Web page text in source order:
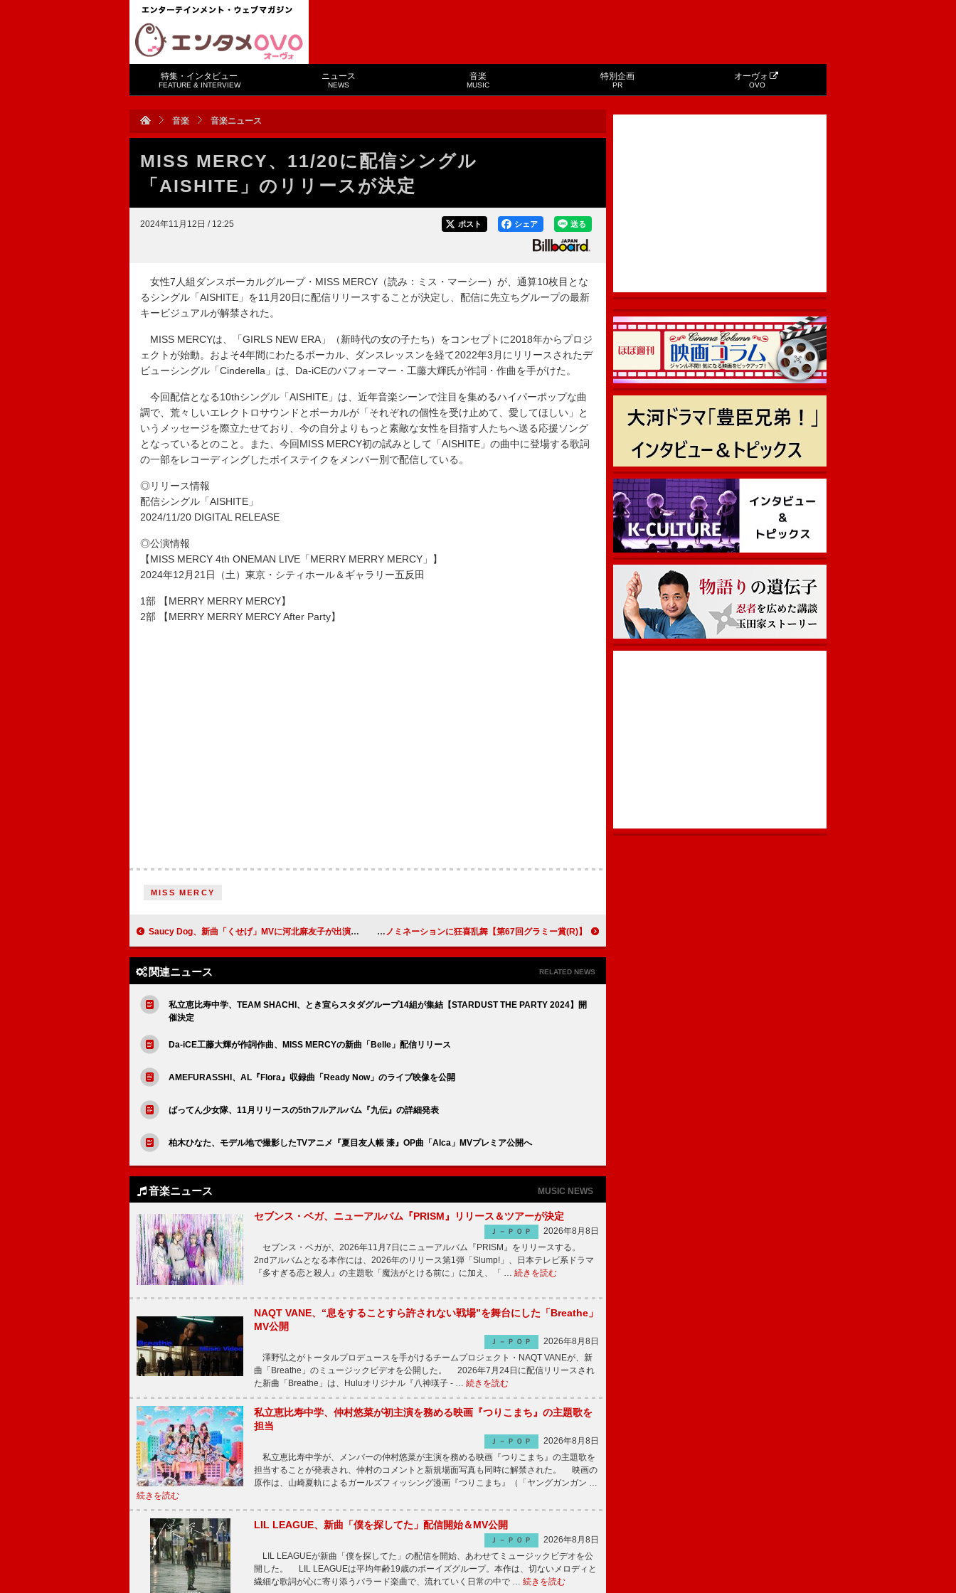
特集・インタビュー
FEATURE & INTERVIEW
ニュース
NEWS
音楽
MUSIC
特別企画
PR
オーヴォ
OVO
音楽 音楽ニュース
MISS MERCY、11/20に配信シングル
「AISHITE」のリリースが決定
2024年11月12日 / 12:25 送る
シェア
ポスト
女性7人組ダンスボーカルグループ・MISS MERCY（読み：ミス・マーシー）が、通算10枚目とな
るシングル「AISHITE」を11月20日に配信リリースすることが決定し、配信に先立ちグループの最新
キービジュアルが解禁された。
MISS MERCYは、「GIRLS NEW ERA」（新時代の女の子たち）をコンセプトに2018年からプロジ
ェクトが始動。およそ4年間にわたるボーカル、ダンスレッスンを経て2022年3月にリリースされたデ
ビューシングル「Cinderella」は、Da-iCEのパフォーマー・工藤大輝氏が作詞・作曲を手がけた。
今回配信となる10thシングル「AISHITE」は、近年音楽シーンで注目を集めるハイパーポップな曲
調で、荒々しいエレクトロサウンドとボーカルが「それぞれの個性を受け止めて、愛してほしい」と
いうメッセージを際立たせており、今の自分よりもっと素敵な女性を目指す人たちへ送る応援ソング
となっているとのこと。また、今回MISS MERCY初の試みとして「AISHITE」の曲中に登場する歌詞
の一部をレコーディングしたボイステイクをメンバー別で配信している。
◎リリース情報
配信シングル「AISHITE」
2024/11/20 DIGITAL RELEASE
◎公演情報
【MISS MERCY 4th ONEMAN LIVE「MERRY MERRY MERCY」】
2024年12月21日（土）東京・シティホール＆ギャラリー五反田
1部 【MERRY MERRY MERCY】
2部 【MERRY MERRY MERCY After Party】
MISS MERCY
Saucy Dog、新曲「くせげ」MVに河北麻友子が出演 ドラマ『マイダイアリー』主題歌 【第67回グラミー賞(R)】シャブージー、「A Bar Song (Tipsy)」の＜年間最優秀楽曲＞ノミネーションに狂喜乱舞
関連ニュース RELATED NEWS
私立恵比寿中学、TEAM SHACHI、とき宣らスタダグループ14組が集結【STARDUST THE PARTY 2024】開
催決定
Da-iCE工藤大輝が作詞作曲、MISS MERCYの新曲「Belle」配信リリース
AMEFURASSHI、AL『Flora』収録曲「Ready Now」のライブ映像を公開
ばってん少女隊、11月リリースの5thフルアルバム『九伝』の詳細発表
柏木ひなた、モデル地で撮影したTVアニメ『夏目友人帳 漆』OP曲「Alca」MVプレミア公開へ
音楽ニュース MUSIC NEWS
セブンス・ベガ、ニューアルバム『PRISM』リリース＆ツアーが決定
Ｊ－ＰＯＰ
2026年8月8日
セブンス・ベガが、2026年11月7日にニューアルバム『PRISM』をリリースする。
2ndアルバムとなる本作には、2026年のリリース第1弾「Slump!」、日本テレビ系ドラマ
『多すぎる恋と殺人』の主題歌「魔法がとける前に」に加え、「 … 続きを読む
NAQT VANE、“息をすることすら許されない戦場”を舞台にした「Breathe」
MV公開
Ｊ－ＰＯＰ
2026年8月8日
澤野弘之がトータルプロデュースを手がけるチームプロジェクト・NAQT VANEが、新
曲「Breathe」のミュージックビデオを公開した。 2026年7月24日に配信リリースされ
た新曲「Breathe」は、Huluオリジナル『八神瑛子 - … 続きを読む
私立恵比寿中学、仲村悠菜が初主演を務める映画『つりこまち』の主題歌を
担当
Ｊ－ＰＯＰ
2026年8月8日
私立恵比寿中学が、メンバーの仲村悠菜が主演を務める映画『つりこまち』の主題歌を
担当することが発表され、仲村のコメントと新規場面写真も同時に解禁された。 映画の
原作は、山崎夏軌によるガールズフィッシング漫画『つりこまち』（「ヤングガンガン …
続きを読む
LIL LEAGUE、新曲「僕を探してた」配信開始＆MV公開
Ｊ－ＰＯＰ
2026年8月8日
LIL LEAGUEが新曲「僕を探してた」の配信を開始、あわせてミュージックビデオを公
開した。 LIL LEAGUEは平均年齢19歳のボーイズグループ。本作は、切ないメロディと
繊細な歌詞が心に寄り添うバラード楽曲で、流れていく日常の中で … 続きを読む